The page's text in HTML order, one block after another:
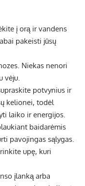
į orą ir vandens
pakeisti jūsų
Niekas nenori
vėju.
potvynius ir
kelionei, todėl
laiko ir energijos.
baidarėmis
pavojingas sąlygas.
upę, kuri
įlankąarba